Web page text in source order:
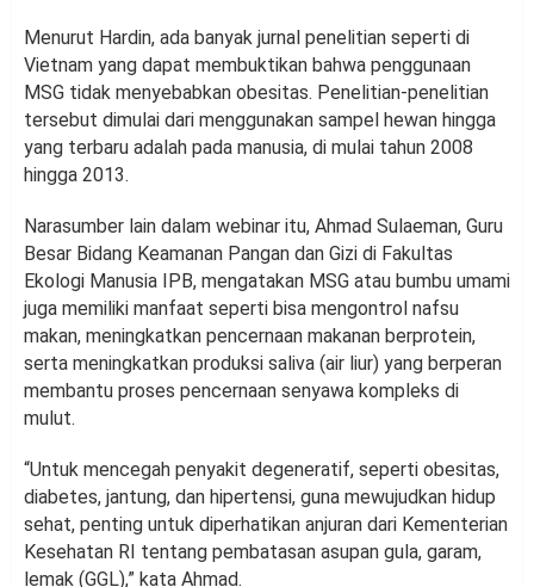
Menurut Hardin, ada banyak jurnal penelitian seperti di
Vietnam yang dapat membuktikan bahwa penggunaan
MSG tidak menyebabkan obesitas. Penelitian-penelitian
tersebut dimulai dari menggunakan sampel hewan hingga
yang terbaru adalah pada manusia, di mulai tahun 2008
hingga 2013.
Narasumber lain dalam webinar itu, Ahmad Sulaeman, Guru
Besar Bidang Keamanan Pangan dan Gizi di Fakultas
Ekologi Manusia IPB, mengatakan MSG atau bumbu umami
juga memiliki manfaat seperti bisa mengontrol nafsu
makan, meningkatkan pencernaan makanan berprotein,
serta meningkatkan produksi saliva (air liur) yang berperan
membantu proses pencernaan senyawa kompleks di
mulut.
“Untuk mencegah penyakit degeneratif, seperti obesitas,
diabetes, jantung, dan hipertensi, guna mewujudkan hidup
sehat, penting untuk diperhatikan anjuran dari Kementerian
Kesehatan RI tentang pembatasan asupan gula, garam,
lemak (GGL),” kata Ahmad.